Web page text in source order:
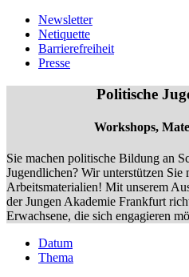
Newsletter
Netiquette
Barrierefreiheit
Presse
Politische
Workshops,
Sie machen politische Bildung an
Jugendlichen? Wir unterstützen Sie
Arbeitsmaterialien! Mit unserem
der Jungen Akademie Frankfurt
Erwachsene, die sich engagieren
Datum
Thema